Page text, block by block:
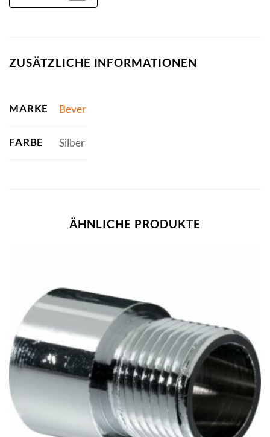
ZUSÄTZLICHE INFORMATIONEN
MARKE Bever
FARBE Silber
ÄHNLICHE PRODUKTE